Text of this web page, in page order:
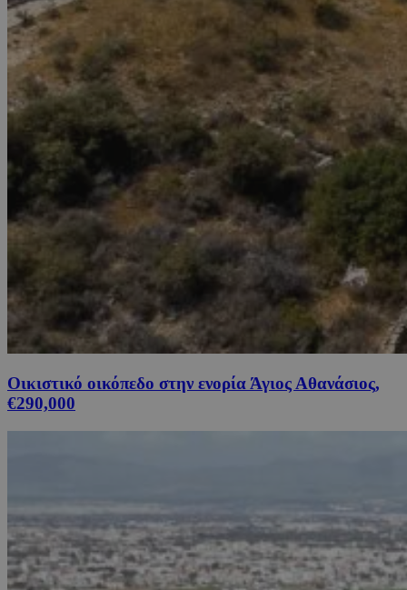
Οικιστικό οικόπεδο στην ενορία Άγιος Αθανάσιος,
€290,000